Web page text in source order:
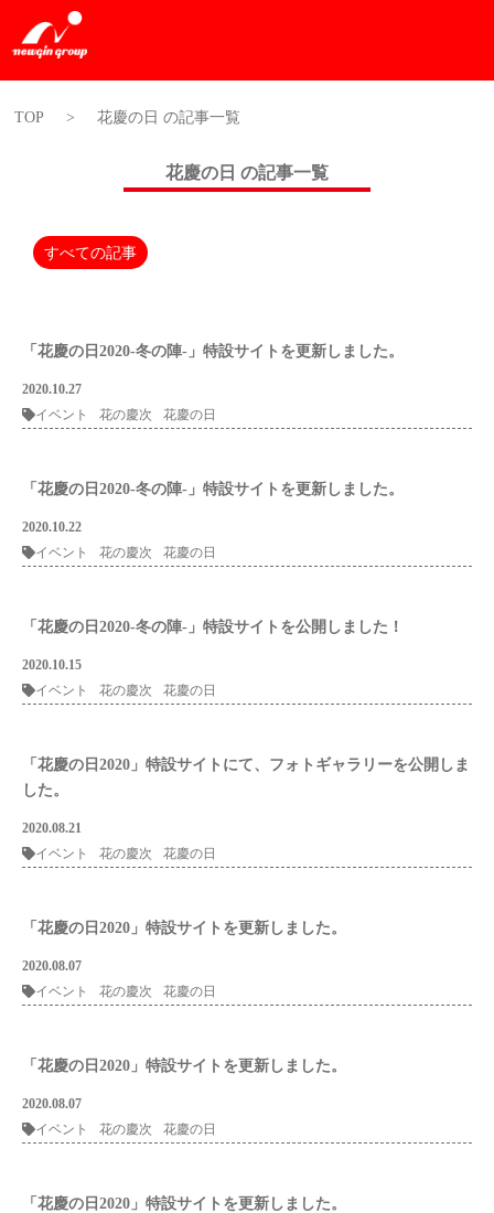
TOP > 花慶の日 の記事一覧
花慶の日 の記事一覧
すべての記事
「花慶の日2020-冬の陣-」特設サイトを更新しました。
2020.10.27
イベント
花の慶次 花慶の日
「花慶の日2020-冬の陣-」特設サイトを更新しました。
2020.10.22
イベント
花の慶次 花慶の日
「花慶の日2020-冬の陣-」特設サイトを公開しました！
2020.10.15
イベント
花の慶次 花慶の日
「花慶の日2020」特設サイトにて、フォトギャラリーを公開しま
した。
2020.08.21
イベント
花の慶次 花慶の日
「花慶の日2020」特設サイトを更新しました。
2020.08.07
イベント
花の慶次 花慶の日
「花慶の日2020」特設サイトを更新しました。
2020.08.07
イベント
花の慶次 花慶の日
「花慶の日2020」特設サイトを更新しました。